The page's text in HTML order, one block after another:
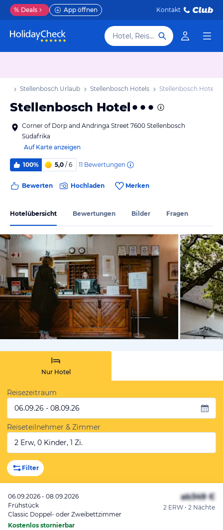
% Deals App öffnen Kontakt
Hotel, Reiseziel
Stellenbosch Urlaub Stellenbosch Hotels Stellenbosch Hotel
Stellenbosch Hotel
Corner of Dorp and Andringa Street 7600 Stellenbosch
Südafrika
Auf Karte anzeigen
100% 5,0 / 6 11 Bewertungen
Bewerten Hochladen Merken
Hotelübersicht Bewertungen Bilder Fragen
von
Nur Hotel
Reisezeitraum
06.09.26 - 08.09.26
Reiseteilnehmer & Zimmer
2 Erw, 0 Kinder, 1 Zi.
Filter
06.09.2026 - 08.09.2026
Frühstück
Classic Doppel- oder Zweibettzimmer
Kostenlos stornierbar
ab349 €
2 ERW • 2 Nächte